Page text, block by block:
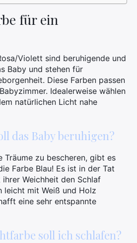
für ein
Violett sind beruhigende und
Baby und stehen für
Diese Farben passen
Idealerweise wählen
natürlichen Licht nahe
das Baby beruhigen?
Träume zu bescheren, gibt es
Farbe Blau! Es ist in der Tat
Weichheit den Schlaf
leicht mit Weiß und Holz
eine sehr entspannte
soll ich schlafen?